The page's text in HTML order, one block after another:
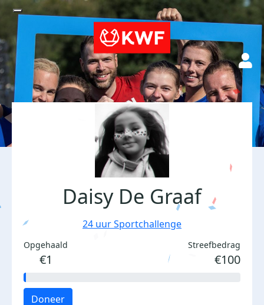
Daisy De Graaf
24 uur Sportchallenge
Opgehaald
€1
Streefbedrag
€100
Doneer